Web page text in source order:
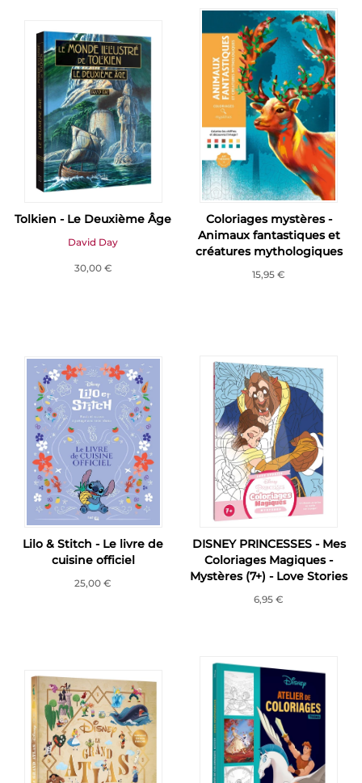
Tolkien - Le Deuxième Âge
David Day
30,00 €
Coloriages mystères -
Animaux fantastiques et
créatures mythologiques
15,95 €
Lilo & Stitch - Le livre de
cuisine officiel
25,00 €
DISNEY PRINCESSES - Mes
Coloriages Magiques -
Mystères (7+) - Love Stories
6,95 €